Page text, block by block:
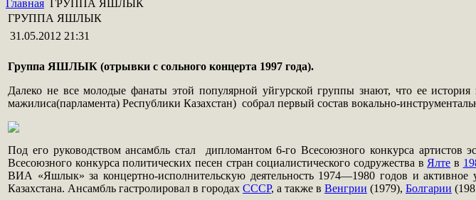
Главная ГРУППА ЯШЛЫК
ГРУППА ЯШЛЫК
31.05.2012 21:31
Группа ЯШЛЫК (отрывки с сольного концерта 1997 года).
Далеко не все молодые фанаты этой популярной уйгурской группы знают, что ее
мажилиса(парламента) Республики Казахстан) собрал первый состав вокально-
Под его руководством ансамбль стал дипломантом 6-го Всесоюзного конкурса артистов
Всесоюзного конкурса политических песен стран социалистического содружества вЯлте в
ВИА «Яшлык» за концертно-исполнительскую деятельность 1974—1980 годов и активное
Казахстана. Ансамбль гастролировал в городах СССР, а также в Венгрии (1979), Болгарии